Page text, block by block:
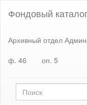
Фондовый
Архивный отдел
ф. 46
оп. 5